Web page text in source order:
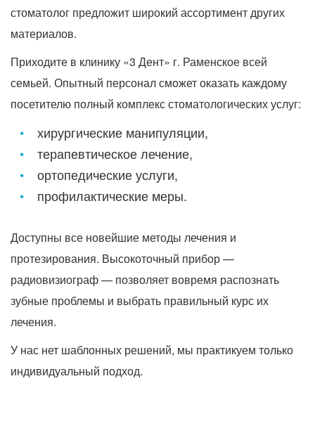
стоматолог предложит широкий ассортимент других
материалов.
Приходите в клинику «3 Дент» г. Раменское всей
семьей. Опытный персонал сможет оказать каждому
посетителю полный комплекс стоматологических услуг:
хирургические манипуляции,
терапевтическое лечение,
ортопедические услуги,
профилактические меры.
Доступны все новейшие методы лечения и
протезирования. Высокоточный прибор —
радиовизиограф — позволяет вовремя распознать
зубные проблемы и выбрать правильный курс их
лечения.
У нас нет шаблонных решений, мы практикуем только
индивидуальный подход.